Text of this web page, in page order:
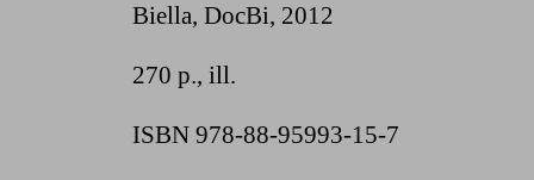
Biella, DocBi, 2012
270 p., ill.
ISBN 978-88-95993-15-7